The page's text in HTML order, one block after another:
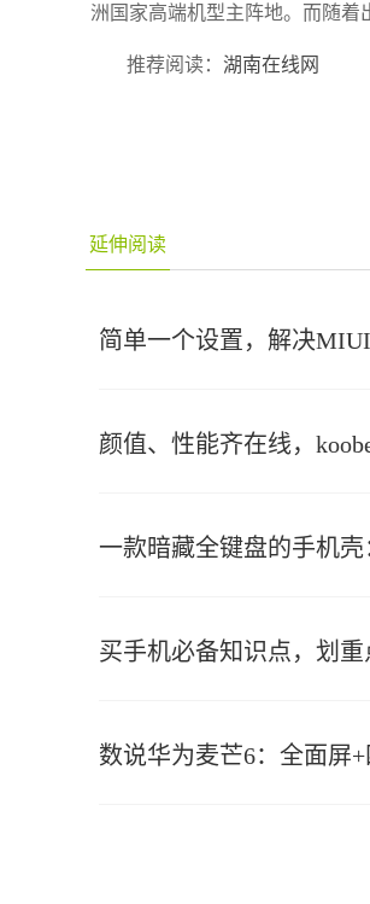
洲国家高端机型主阵地。而随着
推荐阅读： 湖南在线网
延伸阅读
简单一个设置，解决
颜值、性能齐在线，
一款暗藏全键盘的手机
买手机必备知识点，划重
数说华为麦芒6：全面屏